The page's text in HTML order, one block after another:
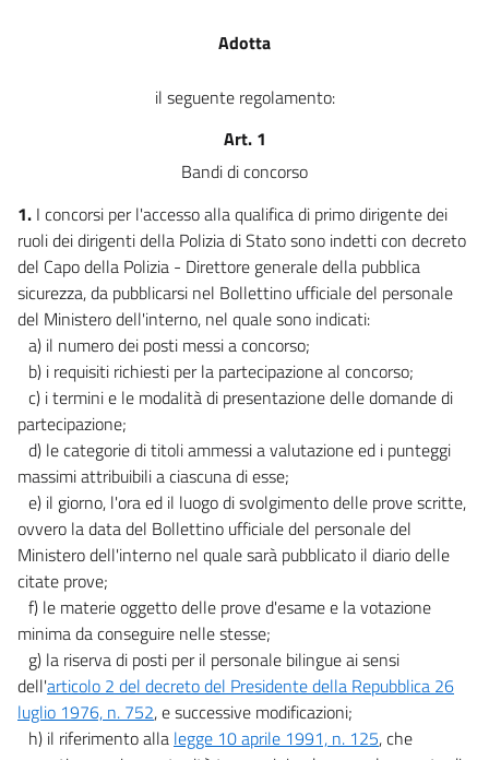
Adotta
il seguente regolamento:
Art. 1
Bandi di concorso
1. I concorsi per l'accesso alla qualifica di primo dirigente dei
ruoli dei dirigenti della Polizia di Stato sono indetti con decreto
del Capo della Polizia - Direttore generale della pubblica
sicurezza, da pubblicarsi nel Bollettino ufficiale del personale
del Ministero dell'interno, nel quale sono indicati:
a) il numero dei posti messi a concorso;
b) i requisiti richiesti per la partecipazione al concorso;
c) i termini e le modalità di presentazione delle domande di
partecipazione;
d) le categorie di titoli ammessi a valutazione ed i punteggi
massimi attribuibili a ciascuna di esse;
e) il giorno, l'ora ed il luogo di svolgimento delle prove scritte,
ovvero la data del Bollettino ufficiale del personale del
Ministero dell'interno nel quale sarà pubblicato il diario delle
citate prove;
f) le materie oggetto delle prove d'esame e la votazione
minima da conseguire nelle stesse;
g) la riserva di posti per il personale bilingue ai sensi
dell'articolo 2 del decreto del Presidente della Repubblica 26
luglio 1976, n. 752, e successive modificazioni;
h) il riferimento alla legge 10 aprile 1991, n. 125, che